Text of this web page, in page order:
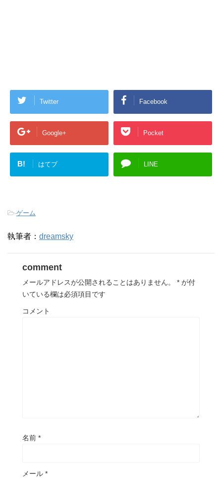
Twitter Facebook
Google+ Pocket
B! はてブ LINE
-ゲーム
執筆者： dreamsky
comment
メールアドレスが公開されることはありません。 * が付
いている欄は必須項目です
コメント
名前 *
メール *